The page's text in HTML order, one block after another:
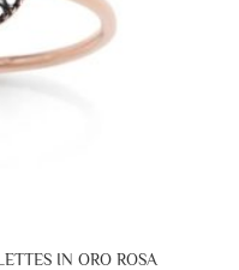
IN ORO ROSA